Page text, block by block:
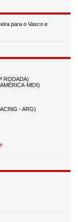
para o Vasco e